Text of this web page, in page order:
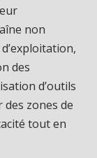
non
des
d’outils
zones de
tout en